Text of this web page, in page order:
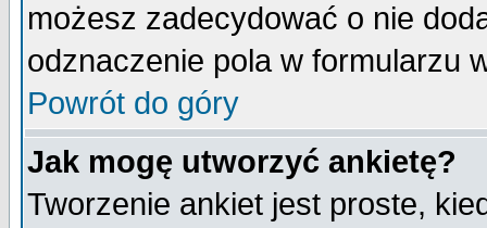
możesz zadecydować o nie
odznaczenie pola w formularzu
Powrót do góry
Jak mogę utworzyć ankietę?
Tworzenie ankiet jest proste,